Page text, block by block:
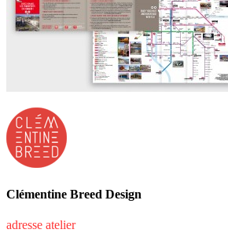
Clémentine Breed Design
adresse atelier